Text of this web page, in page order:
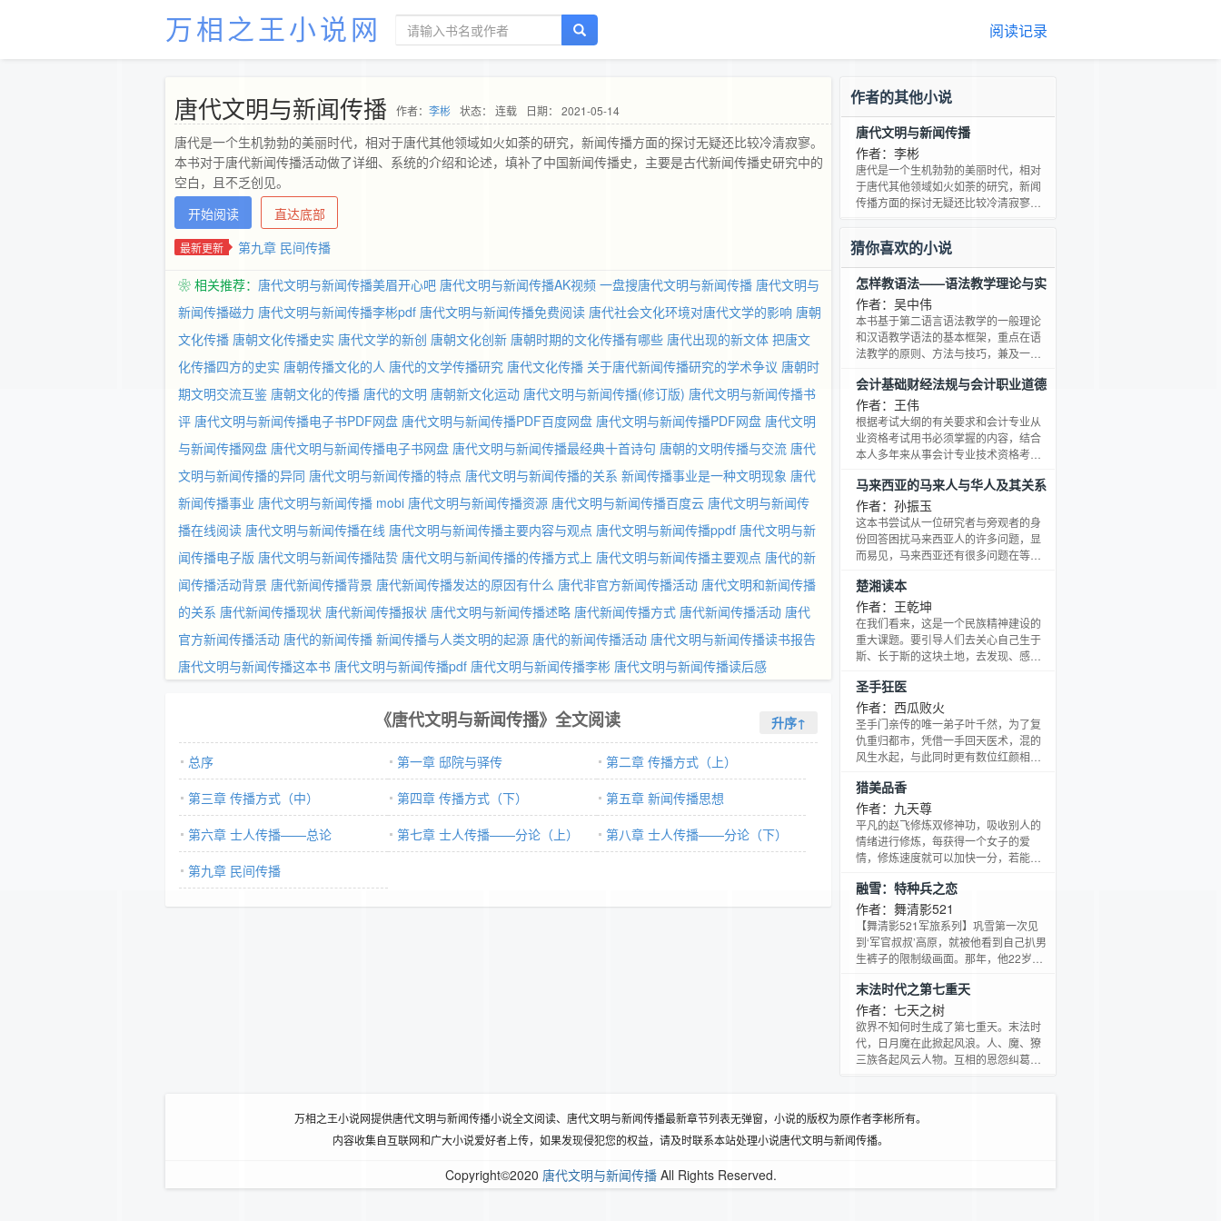
万相之王小说网 阅读记录
唐代文明与新闻传播 作者： 李彬 状态： 连载 日期： 2021-05-14
唐代是一个生机勃勃的美丽时代，相对于唐代其他领域如火如荼的研究，新闻传播方面的探讨无疑还比较冷清寂寥。
本书对于唐代新闻传播活动做了详细、系统的介绍和论述，填补了中国新闻传播史，主要是古代新闻传播史研究中的
空白，且不乏创见。
开始阅读
直达底部
最新更新 第九章 民间传播
❀ 相关推荐： 唐代文明与新闻传播美眉开心吧 唐代文明与新闻传播AK视频 一盘搜唐代文明与新闻传播 唐代文明与
新闻传播磁力 唐代文明与新闻传播李彬pdf 唐代文明与新闻传播免费阅读 唐代社会文化环境对唐代文学的影响 唐朝
文化传播 唐朝文化传播史实 唐代文学的新创 唐朝文化创新 唐朝时期的文化传播有哪些 唐代出现的新文体 把唐文
化传播四方的史实 唐朝传播文化的人 唐代的文学传播研究 唐代文化传播 关于唐代新闻传播研究的学术争议 唐朝时
期文明交流互鉴 唐朝文化的传播 唐代的文明 唐朝新文化运动 唐代文明与新闻传播(修订版) 唐代文明与新闻传播书
评 唐代文明与新闻传播电子书PDF网盘 唐代文明与新闻传播PDF百度网盘 唐代文明与新闻传播PDF网盘 唐代文明
与新闻传播网盘 唐代文明与新闻传播电子书网盘 唐代文明与新闻传播最经典十首诗句 唐朝的文明传播与交流 唐代
文明与新闻传播的异同 唐代文明与新闻传播的特点 唐代文明与新闻传播的关系 新闻传播事业是一种文明现象 唐代
新闻传播事业 唐代文明与新闻传播 mobi 唐代文明与新闻传播资源 唐代文明与新闻传播百度云 唐代文明与新闻传
播在线阅读 唐代文明与新闻传播在线 唐代文明与新闻传播主要内容与观点 唐代文明与新闻传播ppdf 唐代文明与新
闻传播电子版 唐代文明与新闻传播陆贽 唐代文明与新闻传播的传播方式上 唐代文明与新闻传播主要观点 唐代的新
闻传播活动背景 唐代新闻传播背景 唐代新闻传播发达的原因有什么 唐代非官方新闻传播活动 唐代文明和新闻传播
的关系 唐代新闻传播现状 唐代新闻传播报状 唐代文明与新闻传播述略 唐代新闻传播方式 唐代新闻传播活动 唐代
官方新闻传播活动 唐代的新闻传播 新闻传播与人类文明的起源 唐代的新闻传播活动 唐代文明与新闻传播读书报告
唐代文明与新闻传播这本书 唐代文明与新闻传播pdf 唐代文明与新闻传播李彬 唐代文明与新闻传播读后感
《唐代文明与新闻传播》全文阅读 升序↑
总序 第一章 邸院与驿传
第二章 传播方式（上）
第三章 传播方式（中）
第四章 传播方式（下）
第五章 新闻传播思想
第六章 士人传播——总论
第七章 士人传播——分论（上）
第八章 士人传播——分论（下）
第九章 民间传播
作者的其他小说
唐代文明与新闻传播
作者：李彬
唐代是一个生机勃勃的美丽时代，相对
于唐代其他领域如火如荼的研究，新闻
传播方面的探讨无疑还比较冷清寂寥。
播史，主要是古代新闻传播史研究中的
空白，且不乏创见。
猜你喜欢的小说
怎样教语法——语法教学理论与实
践
作者：吴中伟
本书基于第二语言语法教学的一般理论
和汉语教学语法的基本框架，重点在语
法教学的原则、方法与技巧，兼及一些
面向即将从事或刚刚从事对外汉语教学
的教师们，也可供对外汉语专业的本科
生、研究生，以及从事对外汉语教学或
对此有兴趣的朋友们参考。本书力求理
论与实践相结合，深入浅出，简明实
深度；要言不繁；以例述理，富有启发
性；在理论阐述中饱含着对
会计基础财经法规与会计职业道德
学习指南及习题集
作者：王伟
根据考试大纲的有关要求和会计专业从
业资格考试用书必须掌握的内容，结合
本人多年来从事会计专业技术资格考试
经法规与会计职业道德学习指南及习题
集》。
马来西亚的马来人与华人及其关系
研究
作者：孙振玉
这本书尝试从一位研究者与旁观者的身
份回答困扰马来西亚人的许多问题，显
而易见，马来西亚还有很多问题在等待
社会及政治问题三言两语地概括并不容
易，但我们知道，只有类似孙先生这种
学术人员不停地研究和探索，则我们处
理发生在不同国家的族群问题及寻找方
案时，才会有更多的凭借。
楚湘读本
作者：王乾坤
在我们看来，这是一个民族精神建设的
重大课题。要引导人们去关心自己生于
斯、长于斯的这块土地，去发现、感
化，去关心祖祖辈辈耕耘于这块土地上
的普通人民、父老乡亲，和他们一起感
受生命的欢乐与痛苦，从中领悟人的生
命的意义与价值，并将这一切融入自己
的灵魂与血肉中，成为自我生命的底蕴
圣手狂医
作者：西瓜败火
圣手门亲传的唯一弟子叶千然，为了复
仇重归都市，凭借一手回天医术，混的
风生水起，与此同时更有数位红颜相
的清纯明星，情缘相加的绝色美女，冰
雪聪明的家族大小姐……
猎美品香
作者：九天尊
平凡的赵飞修炼双修神功，吸收别人的
情绪进行修炼，每获得一个女子的爱
情，修炼速度就可以加快一分，若能与
突飞猛进。为了尽快强大起来，改变平
凡的命运，赵飞纵游花丛，系花校花，
暴力警花，职业丽人，成熟贵妇···各色美
人都成了赵飞的床上贵宾，夜夜与他探
讨人生。天当棋盘星作子，地为琵琶路
去？灭绝的恐龙是否真的灭绝？冰川时
代又有怎样一个传说？且看
融雪：特种兵之恋
作者：舞清影521
【舞清影521军旅系列】巩雪第一次见
到‘军官叔叔’高原，就被他看到自己扒男
生裤子的限制级画面。那年，他22岁，
少女变成无依无靠的孤女，像是冬夜里
拒绝融化的坚冰，冷漠、孤独、自闭。
而他，却鬼使神差地喜欢上小了整整十
岁的她。融化她心灵冰雪的过程，艰难
而又充满了波折，当她被爱情吸引，真
末法时代之第七重天
作者：七天之树
欲界不知何时生成了第七重天。末法时
代，日月魔在此掀起风浪。人、魔、獠
三族各起风云人物。互相的恩怨纠葛，
万相之王小说网提供唐代文明与新闻传播小说全文阅读、唐代文明与新闻传播最新章节列表无弹窗，小说的版权为原作者李彬所有。
内容收集自互联网和广大小说爱好者上传，如果发现侵犯您的权益，请及时联系本站处理小说唐代文明与新闻传播。
Copyright©2020 唐代文明与新闻传播All Rights Reserved.